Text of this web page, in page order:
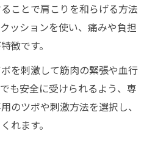
ことで肩こりを和らげる方法
ッションを使い、痛みや負担
徴です。
を刺激して筋肉の緊張や血行
も安全に受けられるよう、専
のツボや刺激方法を選択し、
れます。